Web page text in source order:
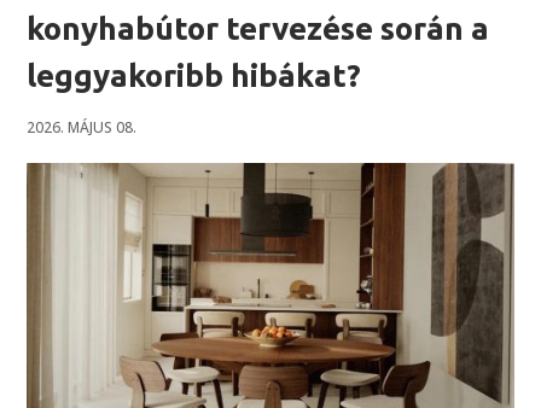
konyhabútor tervezése során a
leggyakoribb hibákat?
2026. MÁJUS 08.